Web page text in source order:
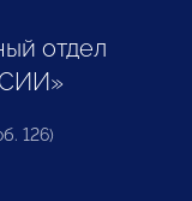
отдел
126)